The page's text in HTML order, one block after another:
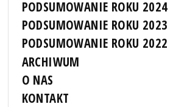
PODSUMOWANIE ROKU 2024
PODSUMOWANIE ROKU 2023
PODSUMOWANIE ROKU 2022
ARCHIWUM
O NAS
KONTAKT